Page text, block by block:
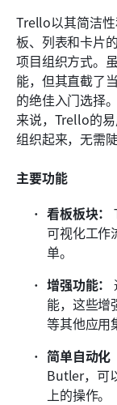
Trello以其简洁
板、列表和卡片
项目组织方式。
能，但其直截了
的绝佳入门选择
来说，Trello的
组织起来，无需
主要功能
看板板块：
可视化工作
单。
增强功能：
能，这些增
等其他应用
简单自动化
Butler，可
上的操作。